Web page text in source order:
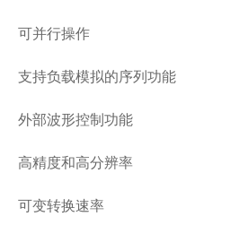
可并行操作
支持负载模拟的序列功能
外部波形控制功能
高精度和高分辨率
可变转换速率